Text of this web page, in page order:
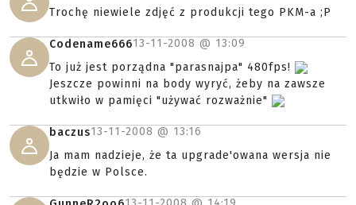
Trochę niewiele zdjęć z produkcji tego PKM-a ;P
Codename66613-11-2008 @ 13:09
To już jest porządna "parasnajpa" 480fps!
Jeszcze powinni na body wyryć, żeby na zawsze
utkwiło w pamięci "używać rozważnie"
baczus13-11-2008 @ 13:16
Ja mam nadzieje, że ta upgrade'owana wersja nie
będzie w Polsce.